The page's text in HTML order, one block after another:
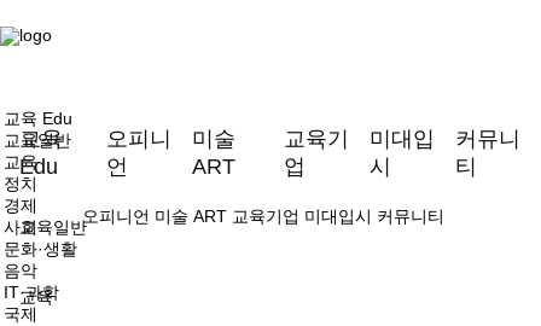
교육
Edu
교육일반
교육
오피니
언
미술
ART
교육기
업
미대입
시
커뮤니
티
교육 Edu
교육일반
교육
정치
경제
사회
문화·생활
음악
IT·과학
국제
오피니언 미술 ART 교육기업 미대입시 커뮤니티